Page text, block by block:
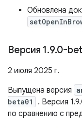
Обновлена
Версия 1.9.0-
2 июля 2025 г.
Выпущена версия
beta01
. Версия
по сравнению с